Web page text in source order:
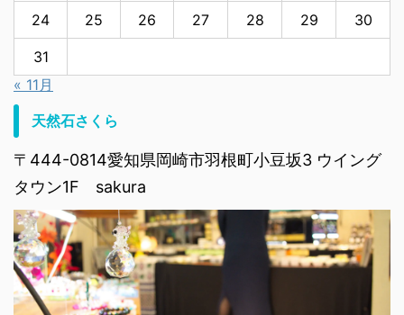
24 25 26 27 28 29 30
31
« 11月
天然石さくら
〒444-0814愛知県岡崎市羽根町小豆坂3 ウイング
タウン1F sakura